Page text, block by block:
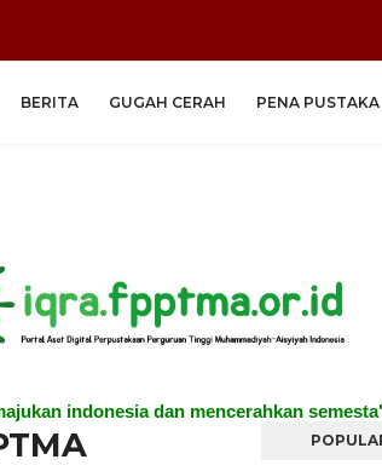
BERITA GUGAH CERAH PENA PUSTAKA
indonesia dan mencerahkan